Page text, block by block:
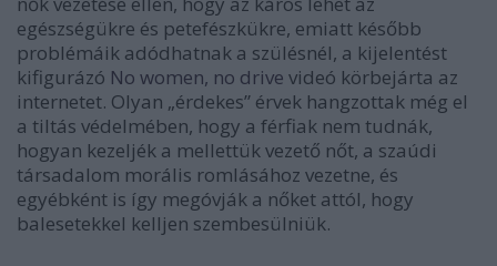
egészségükre és petefészkükre, emiatt később
problémáik adódhatnak a szülésnél, a kijelentést
kifigurázó No women, no drive videó körbejárta az
internetet. Olyan „érdekes” érvek hangzottak még el
a tiltás védelmében, hogy a férfiak nem tudnák,
hogyan kezeljék a mellettük vezető nőt, a szaúdi
társadalom morális romlásához vezetne, és
egyébként is így megóvják a nőket attól, hogy
balesetekkel kelljen szembesülniük.